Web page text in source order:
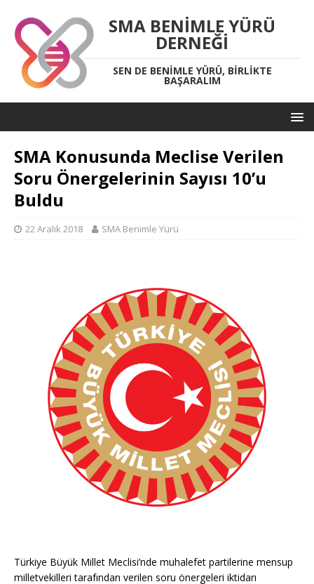
SMA BENIMLE YÜRÜ
DERNEĞI
SEN DE BENIMLE YÜRÜ, BIRLIKTE
BAŞARALIM
SMA Konusunda Meclise Verilen
Soru Önergelerinin Sayısı 10’u
Buldu
22 Aralık 2018 SMA Benimle Yürü
Türkiye Büyük Millet Meclisi’nde muhalefet partilerine mensup
milletvekilleri tarafından verilen soru önergeleri iktidarı